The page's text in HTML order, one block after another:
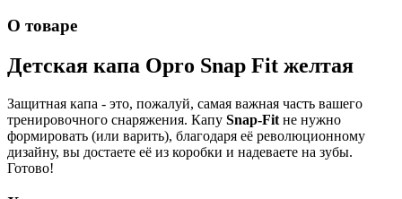
О товаре
Детская капа Opro Snap Fit желтая
Защитная капа - это, пожалуй, самая важная часть вашего
тренировочного снаряжения. Капу Snap-Fit не нужно
формировать (или варить), благодаря её революционному
дизайну, вы достаете её из коробки и надеваете на зубы.
Готово!